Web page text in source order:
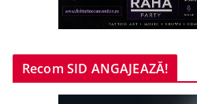
Recom SID ANGAJEAZĂ!